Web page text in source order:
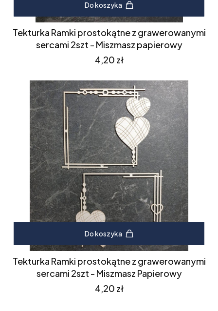
Do koszyka
Tekturka Ramki prostokątne z grawerowanymi
sercami 2szt - Miszmasz papierowy
Cena
4,20 zł
Do koszyka
Tekturka Ramki prostokątne z grawerowanymi
sercami 2szt - Miszmasz Papierowy
Cena
4,20 zł